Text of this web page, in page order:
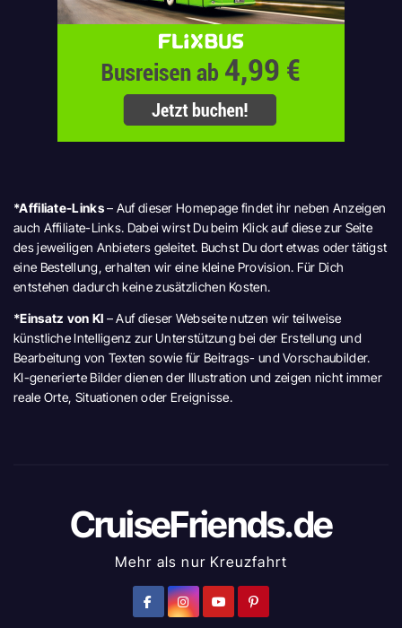
*Affiliate-Links– Auf dieser Homepage findet ihr neben Anzeigen
auch Affiliate-Links. Dabei wirst Du beim Klick auf diese zur Seite
des jeweiligen Anbieters geleitet. Buchst Du dort etwas oder tätigst
eine Bestellung, erhalten wir eine kleine Provision. Für Dich
entstehen dadurch keine zusätzlichen Kosten.
*Einsatz von KI – Auf dieser Webseite nutzen wir teilweise
künstliche Intelligenz zur Unterstützung bei der Erstellung und
Bearbeitung von Texten sowie für Beitrags- und Vorschaubilder.
KI-generierte Bilder dienen der Illustration und zeigen nicht immer
reale Orte, Situationen oder Ereignisse.
CruiseFriends.de
Mehr als nur Kreuzfahrt